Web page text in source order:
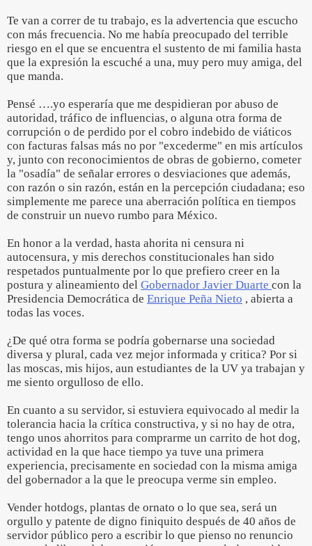
Te van a correr de tu trabajo, es la advertencia que escucho
con más frecuencia. No me había preocupado del terrible
riesgo en el que se encuentra el sustento de mi familia hasta
que la expresión la escuché a una, muy pero muy amiga, del
que manda.
Pensé ….yo esperaría que me despidieran por abuso de
autoridad, tráfico de influencias, o alguna otra forma de
corrupción o de perdido por el cobro indebido de viáticos
con facturas falsas más no por "excederme" en mis artículos
y, junto con reconocimientos de obras de gobierno, cometer
la "osadía" de señalar errores o desviaciones que además,
con razón o sin razón, están en la percepción ciudadana; eso
simplemente me parece una aberración política en tiempos
de construir un nuevo rumbo para México.
En honor a la verdad, hasta ahorita ni censura ni
autocensura, y mis derechos constitucionales han sido
respetados puntualmente por lo que prefiero creer en la
postura y alineamiento del Gobernador Javier Duarte con la
Presidencia Democrática de Enrique Peña Nieto , abierta a
todas las voces.
¿De qué otra forma se podría gobernarse una sociedad
diversa y plural, cada vez mejor informada y critica? Por si
las moscas, mis hijos, aun estudiantes de la UV ya trabajan y
me siento orgulloso de ello.
En cuanto a su servidor, si estuviera equivocado al medir la
tolerancia hacia la crítica constructiva, y si no hay de otra,
tengo unos ahorritos para comprarme un carrito de hot dog,
actividad en la que hace tiempo ya tuve una primera
experiencia, precisamente en sociedad con la misma amiga
del gobernador a la que le preocupa verme sin empleo.
Vender hotdogs, plantas de ornato o lo que sea, será un
orgullo y patente de digno finiquito después de 40 años de
servidor público pero a escribir lo que pienso no renuncio